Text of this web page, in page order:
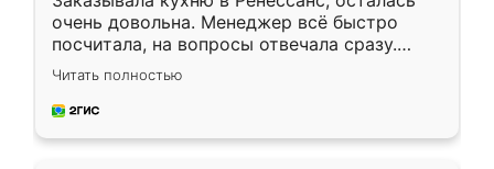
очень довольна. Менеджер всё быстро
посчитала, на вопросы отвечала сразу.
Замерщик приехал в субботу, подошёл к
делу со всей ответственностью. Собрали
за день, ребята работали аккуратно, даже
Читать полностью